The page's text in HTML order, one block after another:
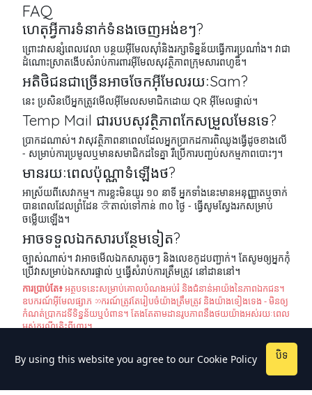
FAQ
ហេតុអ្វីការទំនាក់ទំនងចេញអង់ខៗ?​
ព្រោះវាសន្សំពេលវេលា បន្ថយអ៊ីមែលស៊ាំនិងរក្សាទិន្នន័យធ្វើការប្រណាំង។ វាជា
ដំណោះស្រាតងើបសំរាប់ការពារអ៊ីមែលសុវត្ថិភាពក្រុមសារពហូឌឹ។
អតិថិជនជាច្រើនអាចចែកអ៊ីមែលរយៈSam?
នេះ ប្រសិនបើអ្នកត្រូវមើលអ៊ីមែលសមាជិកដោយ QR អ៊ីមែលផ្ទាល់។
Temp Mail ជារបបសុវត្ថិភាពកែសម្រួលមែនទេ?
ប្រាកដណាស់។ វាសុវត្ថិភាពនាពេលដែលអ្នកប្រាកដការពិឈូងធ្វើដូចខាងលើ
- សម្រាប់ការប្រមូលឬមានសមាជិកដទៃគ្នា រឺប្រើការបញ្ជប់សកម្មភាពបោះៗ។
មានរយៈពេលប៉ុណ្ណាទំឡើងថ?
អាស្រ័យពីសេវាកម្ម។ ការខ្លះមិនយូរ ១០ នាទី អ្នកទាំងនេះមានអនុញ្ញាតឬចាក់
បានពេលដែលព្រំដែន ਕੰតាល់ទៅកាន់ ៣០ ថ្ងៃ - ធ្វើសូមស្វែងរកសម្រាប់
ចម្លើយឡើង។
អាចទទួលឯកសារបន្ថែមទៀត?
ច្បាស់ណាស់។ វាអាចមើលឯកសារតូចៗ និងលេខកូដបញ្ជាក់។ តែសូមឲ្យអ្នកកុំ
ប្រើវាសម្រាប់ឯកសារផ្ទាល់ ឬធ្វើសំរាប់ការត្រឹមត្រូវ នៅដាននៅ។
ការប្រាប់តែ៖អត្ថបទនេះសម្រាប់គោលបំណងអប់រំ និងជំនាន់អាយ៉ងនៃភាពឯកជន។
ឧបករណ៍អ៊ីមែលផ្សាភဘករណ៍ត្រូវតែរៀបចំយ៉ាងត្រឹមត្រូវ និងយ៉ាងទៀងទេង - មិនឲ្យ
កំណត់ប្រាកដទីទិន្នន័យឬបំពាន។ តែងតែតាមដានរូបភាពនឹងថយយ៉ាងអស់រយៈពេល
អស់ករណីគ្រិះពីហ្វារ។
By using this website you agree to our Cookie Policy បិទ